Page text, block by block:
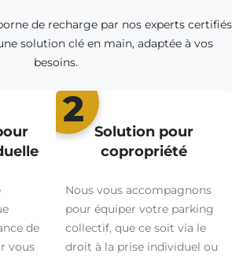
de recharge par nos experts certifiés
solution clé en main, adaptée à vos
besoins.
de
vous
2
Solution pour
copropriété
Nous vous accompagnons
pour équiper votre parking
collectif, que ce soit via le
droit à la prise individuel ou